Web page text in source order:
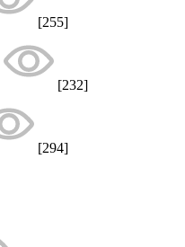
[255]
[232]
[294]